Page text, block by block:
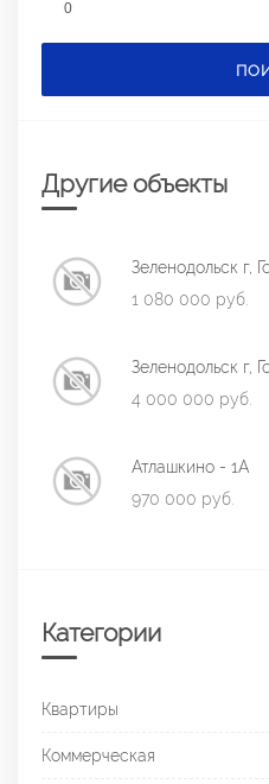
0
Другие объекты
Зеленодольск г,
1 080 000 руб.
Зеленодольск г,
4 000 000 руб.
Атлашкино - 1А
970 000 руб.
Категории
Квартиры
Коммерческая